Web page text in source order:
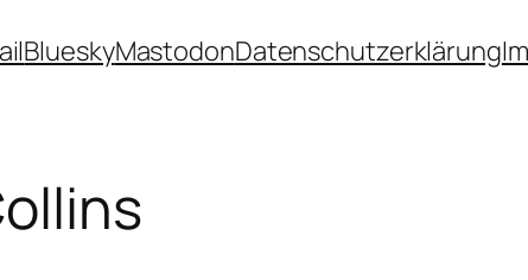
BlueskyMastodonDatenschutzerklärung